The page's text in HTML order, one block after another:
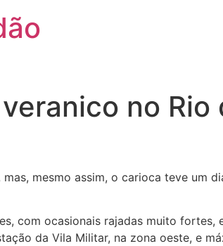
no Rio
mesmo assim, o carioca teve um
com ocasionais rajadas muito fortes,
da Vila Militar, na zona oeste, e